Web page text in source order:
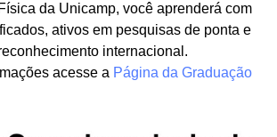
da Unicamp, você aprenderá com
ativos em pesquisas de ponta e
internacional.
acesse a Página da Graduação